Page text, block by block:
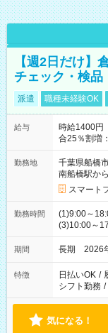
【週2日だけ
チェック・検品
派遣 職種未経験OK
給与
時給1400円
合25％割増
勤務地
千葉県船橋
南船橋駅か
スマート
勤務時間
(1)9:00～
(3)10:00～
期間 長期 2026
特徴 日払いOK /
シフト勤務 /
気になる！